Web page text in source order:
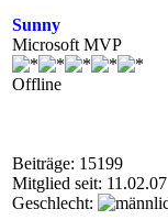
Sunny
Microsoft MVP
Offline
Beiträge: 15199
Mitglied seit: 11.02.07
Geschlecht: